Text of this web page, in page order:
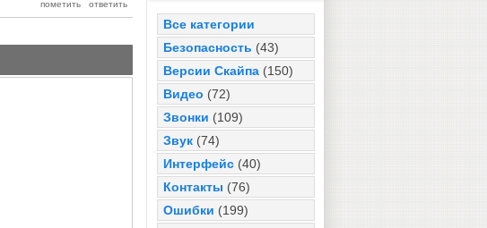
Все категории
Безопасность (43)
Версии Скайпа (150)
Видео (72)
Звонки (109)
Звук (74)
Интерфейс (40)
Контакты (76)
Ошибки (199)